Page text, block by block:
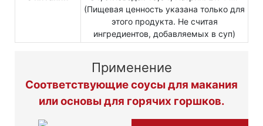
(Пищевая ценность указана только для
этого продукта. Не считая
ингредиентов, добавляемых в суп)
Применение
Соответствующие соусы для макания
или основы для горячих горшков.